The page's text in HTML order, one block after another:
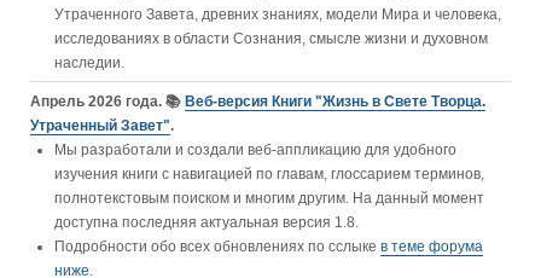
Утраченного Завета, древних знаниях, модели Мира и человека,
исследованиях в области Сознания, смысле жизни и духовном
наследии.
Апрель 2026 года. 📚 Веб-версия Книги "Жизнь в Свете Творца.
Утраченный Завет".
Мы разработали и создали веб-аппликацию для удобного
изучения книги c навигацией по главам, глоссарием терминов,
полнотекстовым поиском и многим другим. На данный момент
доступна последняя актуальная версия 1.8.
Подробности обо всех обновлениях по сслыке в теме форума
ниже.